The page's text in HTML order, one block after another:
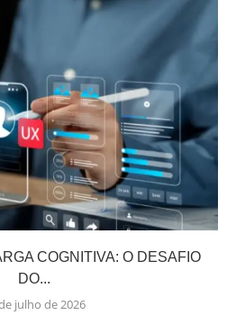
COGNITIVA: O DESAFIO
DO...
julho de 2026